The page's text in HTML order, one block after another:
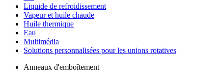
Liquide de refroidissement
Vapeur et huile chaude
Huile thermique
Eau
Multimédia
Solutions personnalisées pour les unions rotatives
Anneaux d'emboîtement